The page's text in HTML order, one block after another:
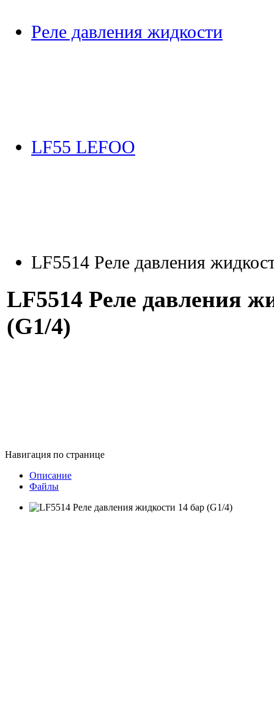
Реле давления жидкости
LF55 LEFOO
LF5514 Реле давления
LF5514 Реле давления
(G1/4)
Навигация по странице
Описание
Файлы